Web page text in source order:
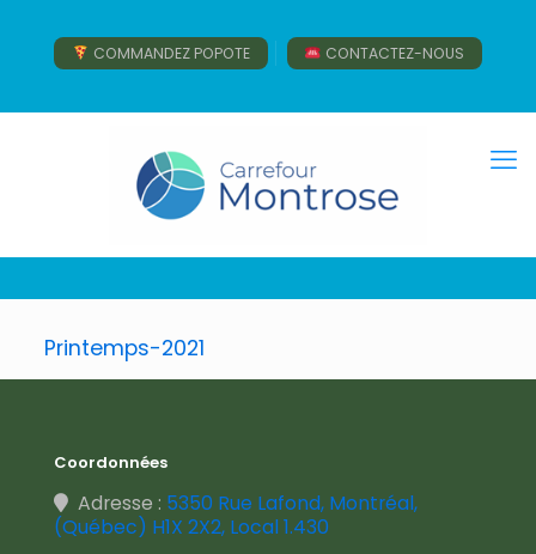
COMMANDEZ POPOTE CONTACTEZ-NOUS
Printemps-2021
Coordonnées
Adresse : 5350 Rue Lafond, Montréal,
(Québec) H1X 2X2, Local 1.430